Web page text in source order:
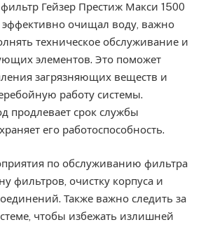
Гейзер Престиж Макси 1500
эффективно очищал воду, важно
техническое обслуживание и
элементов. Это поможет
загрязняющих веществ и
работу системы.
продлевает срок службы
его работоспособность.
по обслуживанию фильтра
фильтров, очистку корпуса и
Также важно следить за
чтобы избежать излишней